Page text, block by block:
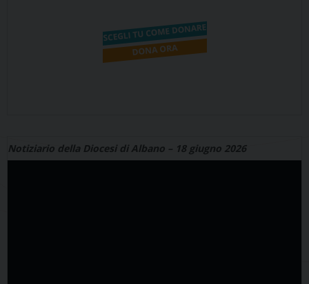
Notiziario della Diocesi di Albano – 18 giugno 2026